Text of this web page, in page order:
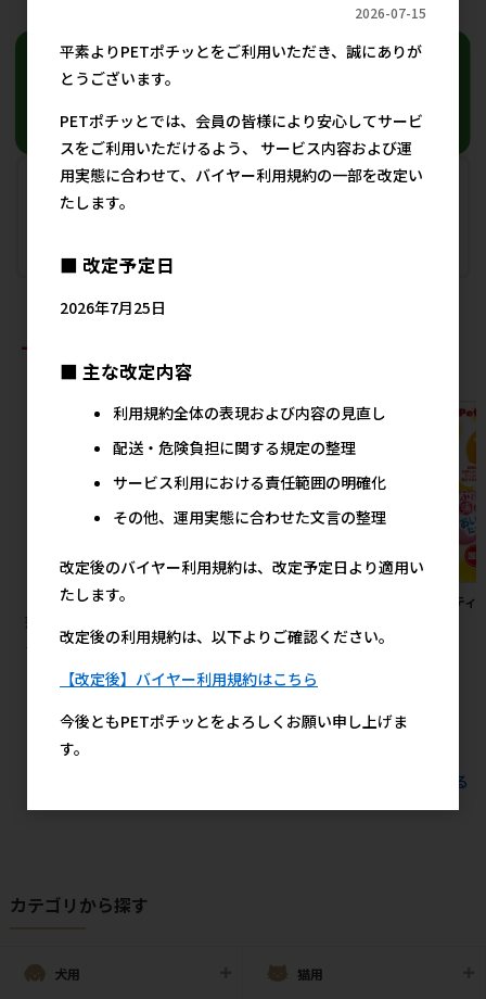
［ペットプロジャパン］業務用
薄型ペットシーツ ワイド 1ケー
ス（600枚入）
参考上代
20,600円
2,240円
［ペテ
すべてのおすすめ商品を見る
カテゴリから探す
犬用 猫用
2026-07-15
平素よりPETポチッとをご利用いただき、誠にありが
とうございます。
PETポチッとでは、会員の皆様により安心してサービ
スをご利用いただけるよう、 サービス内容および運
用実態に合わせて、バイヤー利用規約の一部を改定い
たします。
■ 改定予定日
2026年7月25日
■ 主な改定内容
利用規約全体の表現および内容の見直し
配送・危険負担に関する規定の整理
サービス利用における責任範囲の明確化
その他、運用実態に合わせた文言の整理
改定後のバイヤー利用規約は、改定予定日より適用い
たします。
改定後の利用規約は、以下よりご確認ください。
【改定後】バイヤー利用規約はこちら
今後ともPETポチッとをよろしくお願い申し上げま
す。